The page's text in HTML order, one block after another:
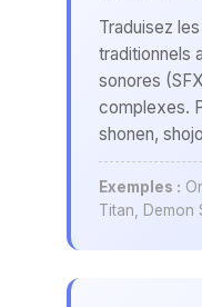
Traduisez
traditionnels
sonores
complexes.
shonen,
Exemples :
Titan, Demon